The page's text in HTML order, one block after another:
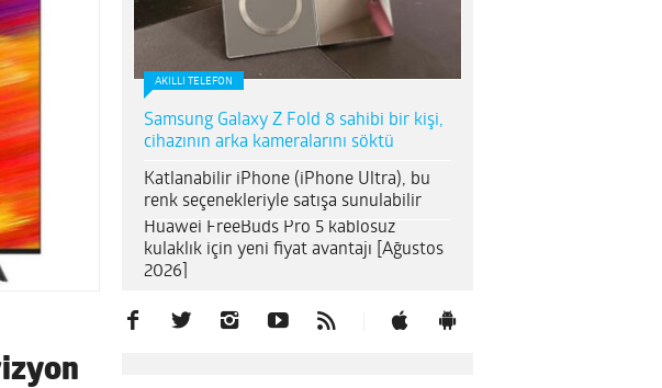
AKILLI TELEFON
Samsung Galaxy Z Fold 8 sahibi bir kişi,
cihazının arka kameralarını söktü
Katlanabilir iPhone (iPhone Ultra), bu
renk seçenekleriyle satışa sunulabilir
Huawei FreeBuds Pro 5 kablosuz
kulaklık için yeni fiyat avantajı [Ağustos
2026]